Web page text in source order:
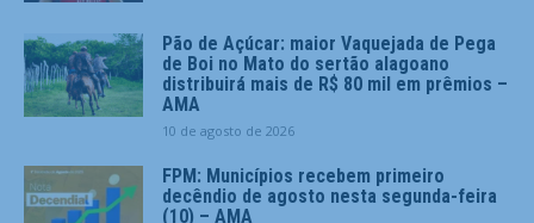
Pão de Açúcar: maior Vaquejada de Pega
de Boi no Mato do sertão alagoano
distribuirá mais de R$ 80 mil em prêmios –
AMA
10 de agosto de 2026
FPM: Municípios recebem primeiro
decêndio de agosto nesta segunda-feira
(10) – AMA